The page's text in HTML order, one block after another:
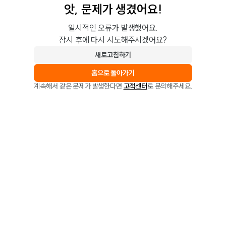
앗, 문제가 생겼어요!
일시적인 오류가 발생했어요.
잠시 후에 다시 시도해주시겠어요?
새로고침하기
홈으로 돌아가기
계속해서 같은 문제가 발생한다면 고객센터로 문의해주세요.